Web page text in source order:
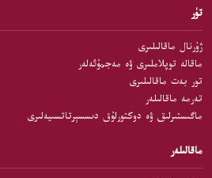
تۈر
ژۇرنال ماقالىلىرى
ماقالە توپلاملىرى ۋە مەجمۇئەلەر
تور بەت ماقالىلىرى
تەرمە ماقالىلەر
ماگىستىرلىق ۋە دوكتورلۇق دىسسېرتاتسىيەلىرى
ماقالىلەر